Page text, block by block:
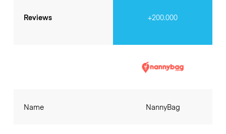
Reviews +200.000
Name NannyBag